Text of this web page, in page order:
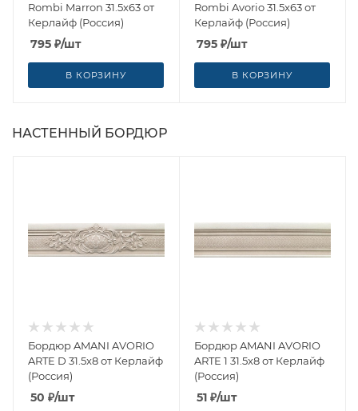
Rombi Marron 31.5x63 от
Керлайф (Россия)
795 ₽/шт
В КОРЗИНУ
Rombi Avorio 31.5x63 от
Керлайф (Россия)
795 ₽/шт
В КОРЗИНУ
НАСТЕННЫЙ БОРДЮР
Бордюр AMANI AVORIO
ARTE D 31.5x8 от Керлайф
(Россия)
50 ₽/шт
Бордюр AMANI AVORIO
ARTE 1 31.5x8 от Керлайф
(Россия)
51 ₽/шт